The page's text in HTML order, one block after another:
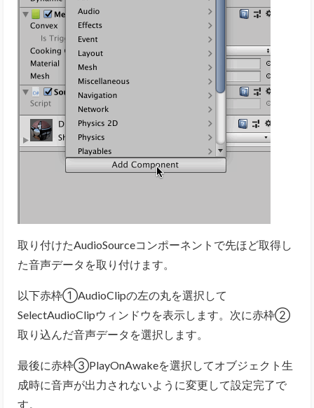
取り付けたAudioSourceコンポーネントで先ほど取得し
た音声データを取り付けます。
以下赤枠①AudioClipの左の丸を選択して
SelectAudioClipウィンドウを表示します。次に赤枠②
取り込んだ音声データを選択します。
最後に赤枠③PlayOnAwakeを選択してオブジェクト生
成時に音声が出力されないように変更して設定完了で
す。